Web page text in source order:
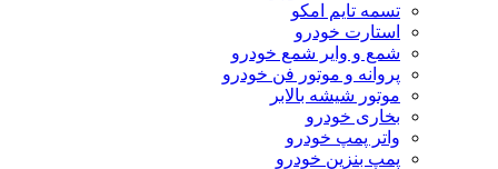
تسمه تایم امکو
استارت خودرو
شمع و وایر شمع خودرو
پروانه و موتور فن خودرو
موتور شیشه بالابر
بخاری خودرو
واتر پمپ خودرو
پمپ بنزین خودرو